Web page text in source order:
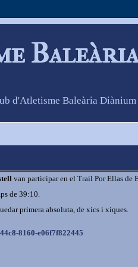
d'Atletisme Baleària Diànium
van participar en el Trail Por Ellas de
de 39:10.
primera absoluta, de xics i xiques.
8160-e06f7f822445